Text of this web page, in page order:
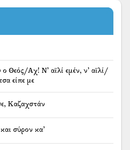
ο Θεός/Αχ! Ν’ αϊλί εμέν, ν’ αϊλί/
είπε με
Καζαχστάν
σύρον κα’